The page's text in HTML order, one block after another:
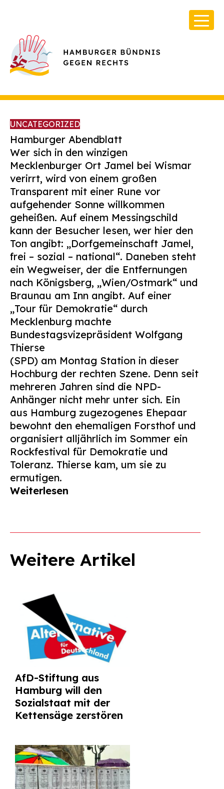
Über Uns
Infos & Broschüren
Archiv
Kontakt
Suchen
nach:
UNCATEGORIZED
Hamburger Abendblatt
Wer sich in den winzigen
Mecklenburger Ort Jamel bei Wismar
verirrt, wird von einem großen
Transparent mit einer Rune vor
aufgehender Sonne willkommen
geheißen. Auf einem Messingschild
kann der Besucher lesen, wer hier den
Ton angibt: „Dorfgemeinschaft Jamel,
frei – sozial – national“. Daneben steht
ein Wegweiser, der die Entfernungen
nach Königsberg, „Wien/Ostmark“ und
Braunau am Inn angibt. Auf einer
„Tour für Demokratie“ durch
Mecklenburg machte
Bundestagsvizepräsident Wolfgang
Thierse
(SPD) am Montag Station in dieser
Hochburg der rechten Szene. Denn seit
mehreren Jahren sind die NPD-
Anhänger nicht mehr unter sich. Ein
aus Hamburg zugezogenes Ehepaar
bewohnt den ehemaligen Forsthof und
organisiert alljährlich im Sommer ein
Rockfestival für Demokratie und
Toleranz. Thierse kam, um sie zu
ermutigen.
Weiterlesen
Weitere Artikel
AfD-Stiftung aus
Hamburg will den
Sozialstaat mit der
Kettensäge zerstören